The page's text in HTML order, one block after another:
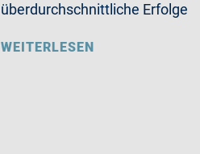
überdurchschnittliche Erfolge
WEITERLESEN